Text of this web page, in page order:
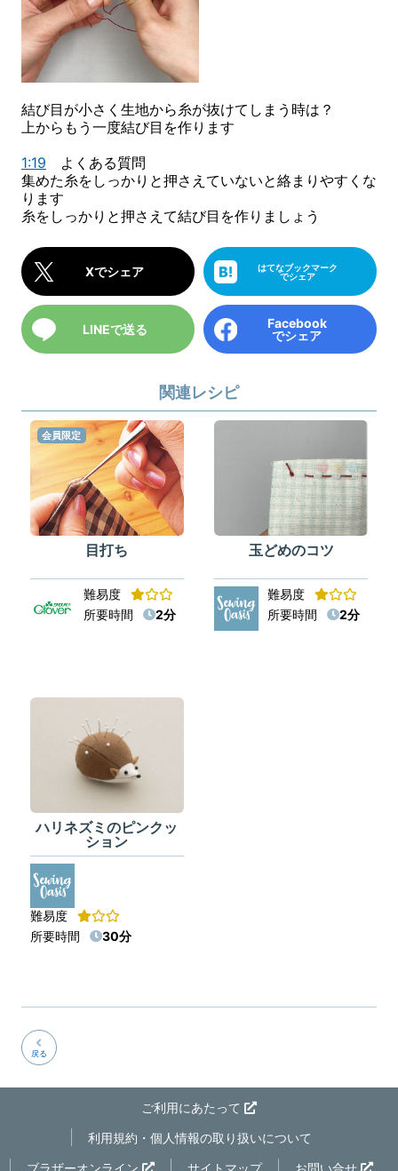
結び目が小さく生地から糸が抜けてしまう時は？
上からもう一度結び目を作ります
1:19 よくある質問
集めた糸をしっかりと押さえていないと絡まりやすくな
ります
糸をしっかりと押さえて結び目を作りましょう
Xでシェア
はてなブックマーク
でシェア
LINEで送る
Facebook
でシェア
関連レシピ
目打ち
会員限定
難易度
所要時間
2分
玉どめのコツ
難易度
所要時間
2分
ハリネズミのピンクッ
ション
難易度
所要時間
30分
戻る
ご利用にあたって
利用規約・個人情報の取り扱いについて
ブラザーオンライン
サイトマップ お問い合せ
ページの先